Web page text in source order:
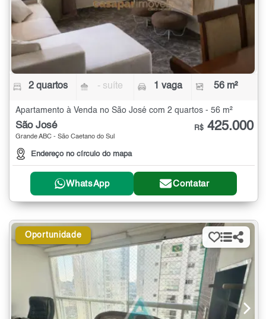
2 quartos - suíte 1 vaga 56 m²
Apartamento à Venda no São José com 2 quartos - 56 m²
São José
Grande ABC - São Caetano do Sul
Endereço no círculo do mapa
R$ 425.000
WhatsApp Contatar
Oportunidade